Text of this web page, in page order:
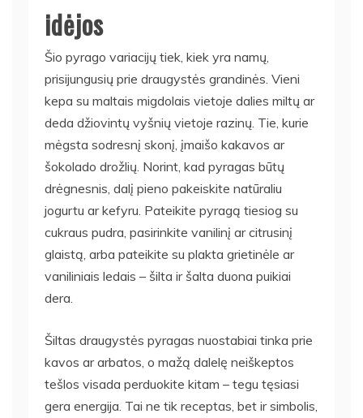
idėjos
Šio pyrago variacijų tiek, kiek yra namų,
prisijungusių prie draugystės grandinės. Vieni
kepa su maltais migdolais vietoje dalies miltų ar
deda džiovintų vyšnių vietoje razinų. Tie, kurie
mėgsta sodresnį skonį, įmaišo kakavos ar
šokolado drožlių. Norint, kad pyragas būtų
drėgnesnis, dalį pieno pakeiskite natūraliu
jogurtu ar kefyru. Pateikite pyragą tiesiog su
cukraus pudra, pasirinkite vanilinį ar citrusinį
glaistą, arba pateikite su plakta grietinėle ar
vaniliniais ledais – šilta ir šalta duona puikiai
dera.
Šiltas draugystės pyragas nuostabiai tinka prie
kavos ar arbatos, o mažą dalelę neiškeptos
tešlos visada perduokite kitam – tegu tęsiasi
gera energija. Tai ne tik receptas, bet ir simbolis,